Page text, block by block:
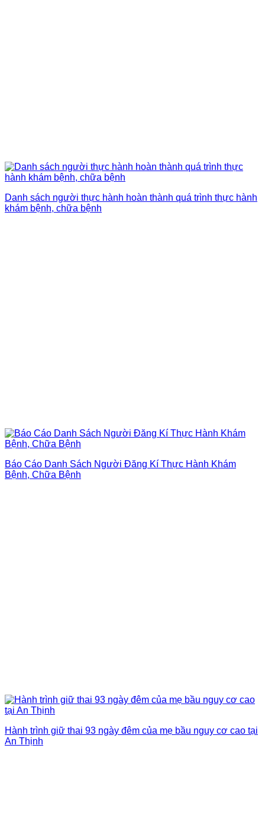
Danh sách người thực hành hoàn thành quá trình thực hành
khám bệnh, chữa bệnh
Báo Cáo Danh Sách Người Đăng Kí Thực Hành Khám
Bệnh, Chữa Bệnh
Hành trình giữ thai 93 ngày đêm của mẹ bầu nguy cơ cao tại
An Thịnh